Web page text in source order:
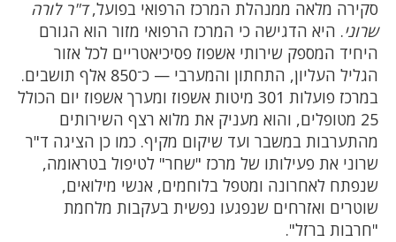
סקירה מלאה ממנהלת המרכז הרפואי בפועל,ד"ר לורה
שרוני. היא הדגישה כי המרכז הרפואי מזור הוא הגורם
היחיד המספק שירותי אשפוז פסיכיאטריים לכל אזור
הגליל העליון, התחתון והמערבי — כ־850 אלף תושבים.
במרכז פועלות 301 מיטות אשפוז ומערך אשפוז יום הכולל
25 מטופלים, והוא מעניק את מלוא רצף השירותים
מהתערבות במשבר ועד שיקום מקיף. כמו כן הציגה ד"ר
שרוני את פעילותו של מרכז "שחר" לטיפול בטראומה,
שנפתח לאחרונה ומטפל בלוחמים, אנשי מילואים,
שוטרים ואזרחים שנפגעו נפשית בעקבות מלחמת
"חרבות ברזל".